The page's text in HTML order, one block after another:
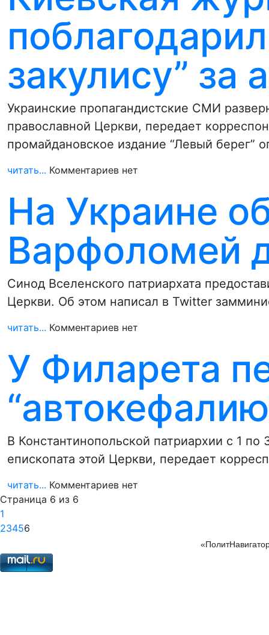
закулису” за
Украинские пропагандистские СМИ
православной Церкви, передает
промайдановское издание “Левый берег”
читать... Комментариев нет
На Украине
Варфоломей
Синод Вселенского патриархата
Церкви. Об этом написал в Twitter
читать... Комментариев нет
У Филарета
В Константинопольской патриархии с 1
епископата этой Церкви, передает
читать... Комментариев нет
Страница 6 из 6
1
23456